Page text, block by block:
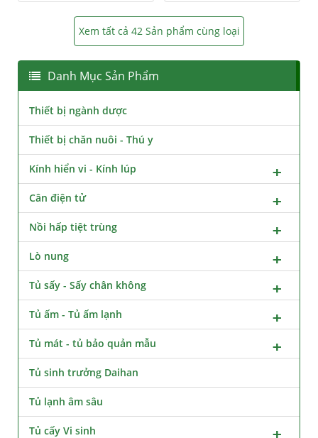
Xem tất cả 42 Sản phẩm cùng loại
Danh Mục Sản Phẩm
Thiết bị ngành dược
Thiết bị chăn nuôi - Thú y
Kính hiển vi - Kính lúp
Cân điện tử
Nồi hấp tiệt trùng
Lò nung
Tủ sấy - Sấy chân không
Tủ ấm - Tủ ấm lạnh
Tủ mát - tủ bảo quản mẫu
Tủ sinh trưởng Daihan
Tủ lạnh âm sâu
Tủ cấy Vi sinh